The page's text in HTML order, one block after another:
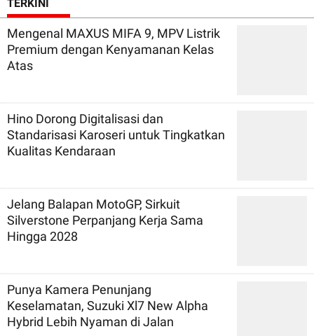
TERKINI
Mengenal MAXUS MIFA 9, MPV Listrik
Premium dengan Kenyamanan Kelas
Atas
Hino Dorong Digitalisasi dan
Standarisasi Karoseri untuk Tingkatkan
Kualitas Kendaraan
Jelang Balapan MotoGP, Sirkuit
Silverstone Perpanjang Kerja Sama
Hingga 2028
Punya Kamera Penunjang
Keselamatan, Suzuki Xl7 New Alpha
Hybrid Lebih Nyaman di Jalan